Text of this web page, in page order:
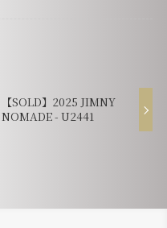
【SOLD】2025 JIMNY
NOMADE - U2441